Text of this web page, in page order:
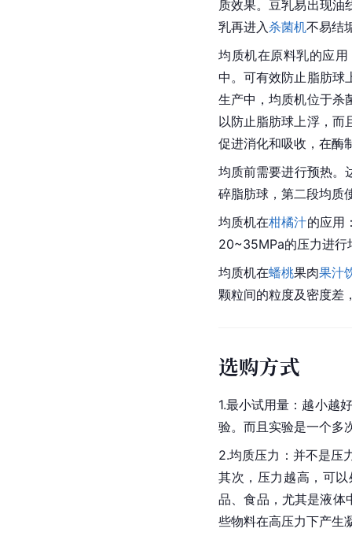
质效果。豆乳易出现油
乳再进入杀菌机不易结
均质机在原料乳的应
中。可有效防止脂肪球
生产中，均质机位于杀
以防止脂肪球上浮，而
促进消化和吸收，在酶
均质前需要进行预热
碎脂肪球，第二段均质
均质机在柑橘汁的应用
20~35MPa的压力进行
均质机在蟠桃果肉果汁
颗粒间的粒度及密度差
选购方式
1.最小试用量：越小越
验。而且实验是一个多
2.均质压力：并不是压
其次，压力越高，可
品、食品，尤其是液体
些物料在高压力下产生